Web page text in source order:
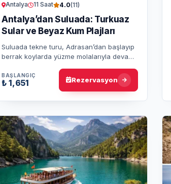
Antalya 11 Saat 4.0(11)
Antalya’dan Suluada: Turkuaz
Sular ve Beyaz Kum Plajları
Suluada tekne turu, Adrasan’dan başlayıp
berrak koylarda yüzme molalarıyla devam
batı plajlarında yüzebilir,…
BAŞLANGIÇ
₺ 1,651 Rezervasyon